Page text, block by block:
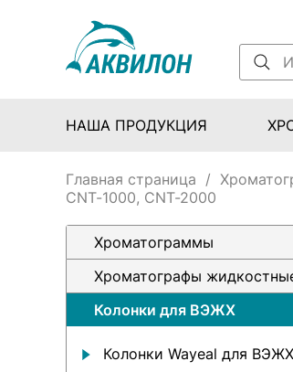
НАША ПРОДУКЦИЯ
Главная страница /
CNT-1000, CNT-2000
Хроматограммы
Хроматографы
Колонки для ВЭЖХ
Колонки Wayeal для ВЭЖХ